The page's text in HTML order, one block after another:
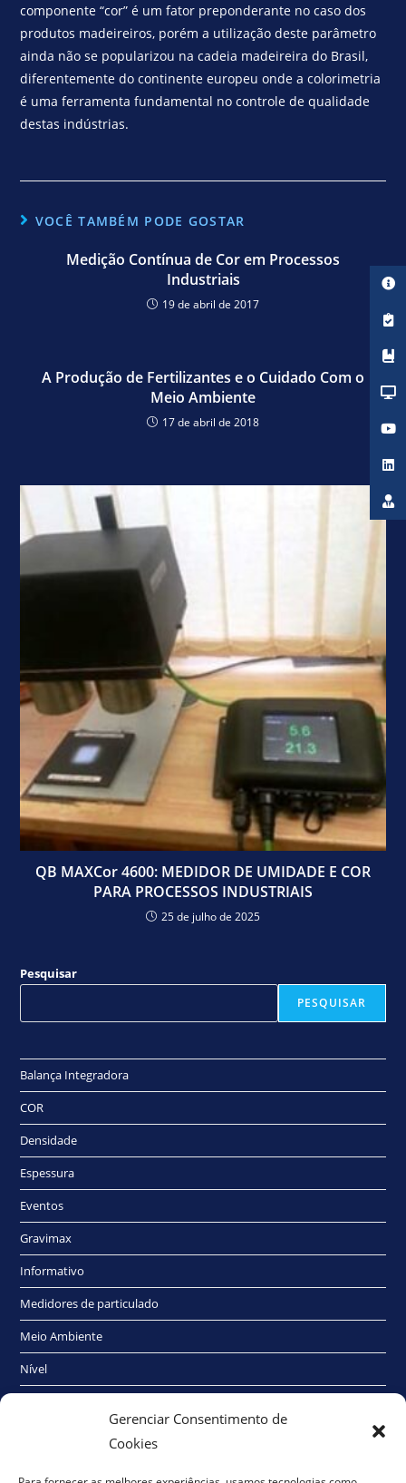
Gerenciar Consentimento de
Cookies
componente “cor” é um fator preponderante no caso dos
produtos madeireiros, porém a utilização deste parâmetro
ainda não se popularizou na cadeia madeireira do Brasil,
diferentemente do continente europeu onde a colorimetria
é uma ferramenta fundamental no controle de qualidade
destas indústrias.
VOCÊ TAMBÉM PODE GOSTAR
Medição Contínua de Cor em Processos
Industriais
19 de abril de 2017
A Produção de Fertilizantes e o Cuidado Com o
Meio Ambiente
17 de abril de 2018
QB MAXCor 4600: MEDIDOR DE UMIDADE E COR
PARA PROCESSOS INDUSTRIAIS
25 de julho de 2025
Pesquisar
PESQUISAR
Balança Integradora
COR
Densidade
Espessura
Eventos
Gravimax
Informativo
Medidores de particulado
Meio Ambiente
Nível